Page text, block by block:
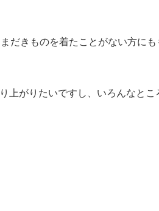
だきものを着たことがない方に
上がりたいですし、いろんなとこ